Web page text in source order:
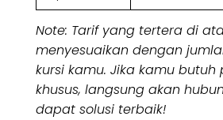
Note: Tarif yang tertera di
menyesuaikan dengan
kursi kamu. Jika kamu butuh
khusus, langsung akan
dapat solusi terbaik!